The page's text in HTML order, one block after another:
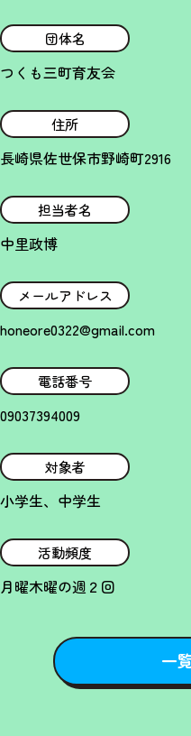
団体名
つくも三町育友会
住所
長崎県佐世保市野崎町2916
担当者名
中里政博
メールアドレス
honeore0322@gmail.com
電話番号
09037394009
対象者
小学生、中学生
活動頻度
月曜木曜の週２回
一